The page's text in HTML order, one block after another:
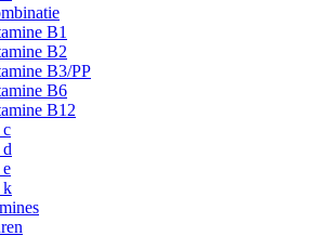
B1
B2
B3/PP
B6
B12
c
k